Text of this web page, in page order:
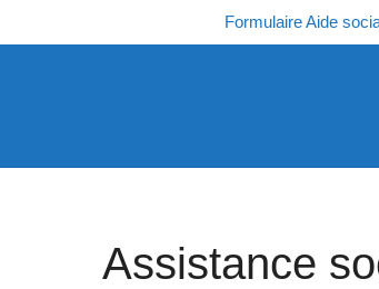
au
Formulaire Aide
Assistance